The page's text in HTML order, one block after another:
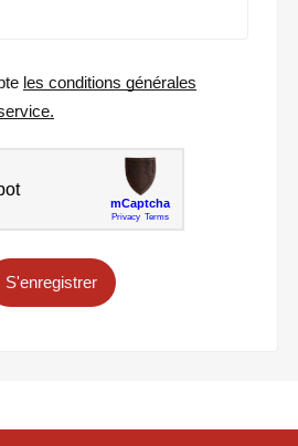
les conditions générales
S'enregistrer